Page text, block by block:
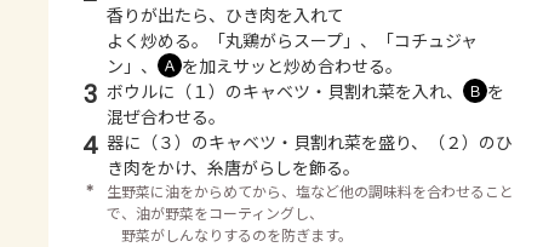
香りが出たら、ひき肉を入れて
よく炒める。「丸鶏がらスープ」、「コチュジャ
ン」、
Ａ を加えサッと炒め合わせる。
3 ボウルに（１）のキャベツ・貝割れ菜を入れ、 Ｂ を
混ぜ合わせる。
4 器に（３）のキャベツ・貝割れ菜を盛り、（２）のひ
き肉をかけ、糸唐がらしを飾る。
＊
生野菜に油をからめてから、塩など他の調味料を合わせること
で、油が野菜をコーティングし、
野菜がしんなりするのを防ぎます。